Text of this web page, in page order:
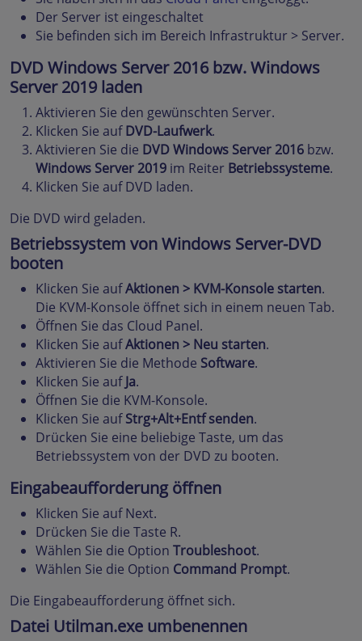
Der Server ist eingeschaltet
Sie befinden sich im Bereich Infrastruktur > Server.
DVD Windows Server 2016 bzw. Windows
Server 2019 laden
Aktivieren Sie den gewünschten Server.
Klicken Sie aufDVD-Laufwerk.
Aktivieren Sie die DVD Windows Server 2016 bzw.
Windows Server 2019 im Reiter Betriebssysteme.
Klicken Sie auf DVD laden.
Die DVD wird geladen.
Betriebssystem von Windows Server-DVD
booten
Klicken Sie aufAktionen > KVM-Konsole starten.
Die KVM-Konsole öffnet sich in einem neuen Tab.
Öffnen Sie das Cloud Panel.
Klicken Sie aufAktionen > Neu starten.
Aktivieren Sie die Methode Software.
Klicken Sie aufJa.
Öffnen Sie die KVM-Konsole.
Klicken Sie aufStrg+Alt+Entf senden.
Drücken Sie eine beliebige Taste, um das
Betriebssystem von der DVD zu booten.
Eingabeaufforderung öffnen
Klicken Sie auf Next.
Drücken Sie die Taste R.
Wählen Sie die Option Troubleshoot.
Wählen Sie die Option Command Prompt.
Die Eingabeaufforderung öffnet sich.
Datei Utilman.exe umbenennen